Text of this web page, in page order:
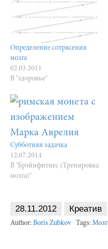
Определение сотрясения
мозга
02.03.2011
В "здоровье"
Субботняя задачка
12.07.2014
В "Брэйнфитнес (Тренировка
мозга)"
28.11.2012 Креатив
Author: Boris Zubkov Tags: Мозг